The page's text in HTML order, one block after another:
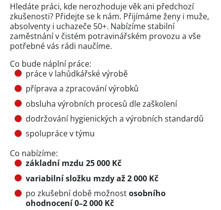
Hledáte práci, kde nerozhoduje věk ani předchozí
zkušenosti? Přidejte se k nám. Přijímáme ženy i muže,
absolventy i uchazeče 50+. Nabízíme stabilní
zaměstnání v čistém potravinářském provozu a vše
potřebné vás rádi naučíme.
Co bude náplní práce:
práce v lahůdkářské výrobě
příprava a zpracování výrobků
obsluha výrobních procesů dle zaškolení
dodržování hygienických a výrobních standardů
spolupráce v týmu
Co nabízíme:
základní mzdu 25 000 Kč
variabilní složku mzdy až 2 000 Kč
po zkušební době možnostosobního
ohodnocení 0–2 000 Kč